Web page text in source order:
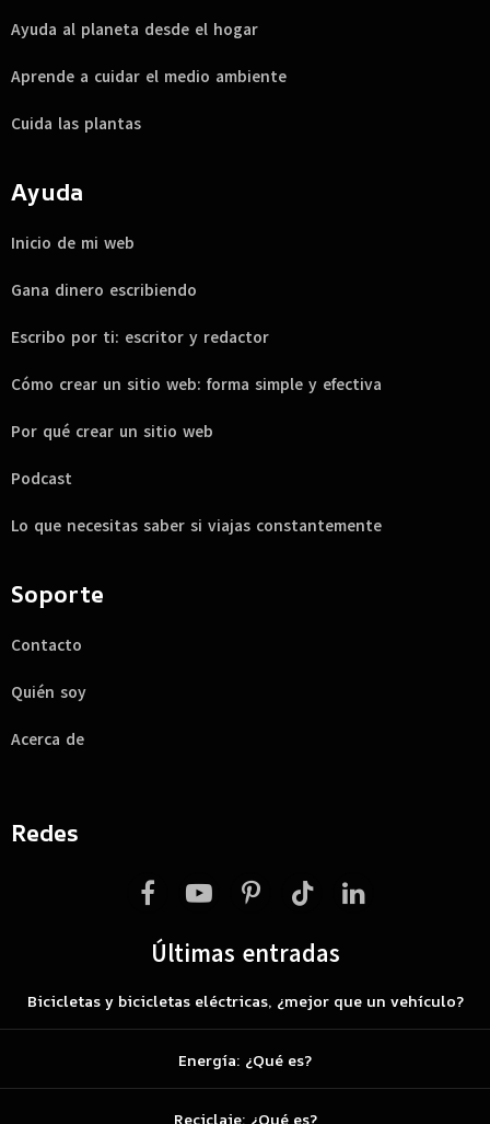
Ayuda al planeta desde el hogar
Aprende a cuidar el medio ambiente
Cuida las plantas
Ayuda
Inicio de mi web
Gana dinero escribiendo
Escribo por ti: escritor y redactor
Cómo crear un sitio web: forma simple y efectiva
Por qué crear un sitio web
Podcast
Lo que necesitas saber si viajas constantemente
Soporte
Contacto
Quién soy
Acerca de
Redes
FacebookYouTubePinterestTikTok LinkedIn
Últimas entradas
Bicicletas y bicicletas eléctricas, ¿mejor que un vehículo?
Energía: ¿Qué es?
Reciclaje: ¿Qué es?